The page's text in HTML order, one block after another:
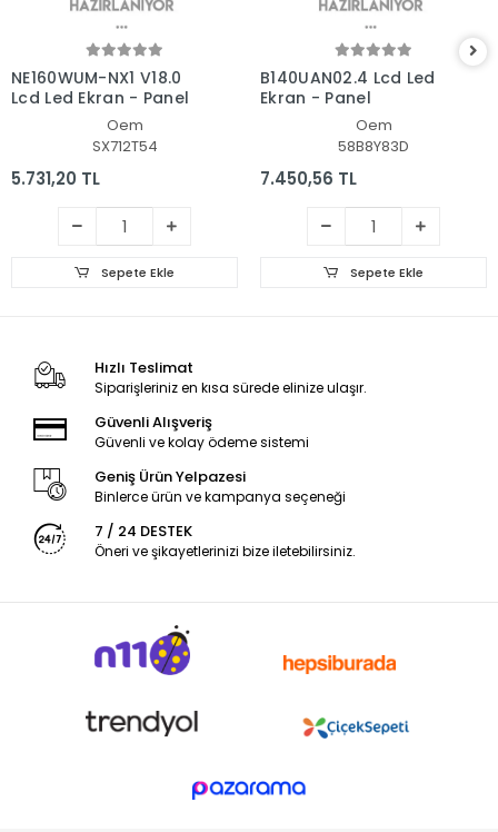
NE160WUM-NX1 V18.0
Lcd Led Ekran - Panel
Oem
SX712T54
5.731,20 TL
Sepete Ekle
B140UAN02.4 Lcd Led
Ekran - Panel
Oem
58B8Y83D
7.450,56 TL
Sepete Ekle
Hızlı Teslimat
Siparişleriniz en kısa sürede elinize ulaşır.
Güvenli Alışveriş
Güvenli ve kolay ödeme sistemi
Geniş Ürün Yelpazesi
Binlerce ürün ve kampanya seçeneği
7 / 24 DESTEK
Öneri ve şikayetlerinizi bize iletebilirsiniz.